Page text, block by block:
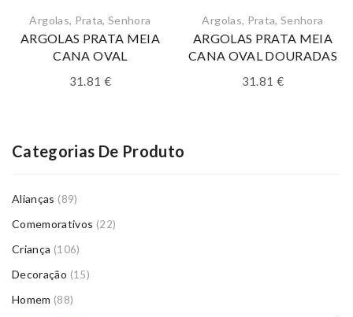
Argolas, Prata,Senhora
ARGOLAS PRATA MEIA
CANA OVAL
31.81 €
Argolas, Prata,Senhora
ARGOLAS PRATA MEIA
CANA OVAL DOURADAS
31.81 €
Categorias De Produto
Alianças (89)
Comemorativos (22)
Criança (106)
Decoração (15)
Homem (88)